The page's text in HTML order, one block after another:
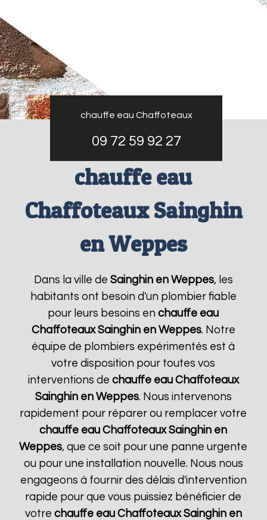
chauffe eau Chaffoteaux
09 72 59 92 27
chauffe eau
Chaffoteaux Sainghin
en Weppes
Dans la ville de Sainghin en Weppes, les
habitants ont besoin d'un plombier fiable
pour leurs besoins enchauffe eau
Chaffoteaux Sainghin en Weppes. Notre
équipe de plombiers expérimentés est à
votre disposition pour toutes vos
interventions de chauffe eau Chaffoteaux
Sainghin en Weppes. Nous intervenons
rapidement pour réparer ou remplacer votre
chauffe eau Chaffoteaux Sainghin en
Weppes, que ce soit pour une panne urgente
ou pour une installation nouvelle. Nous nous
engageons à fournir des délais d'intervention
rapide pour que vous puissiez bénéficier de
votre chauffe eau Chaffoteaux Sainghin en